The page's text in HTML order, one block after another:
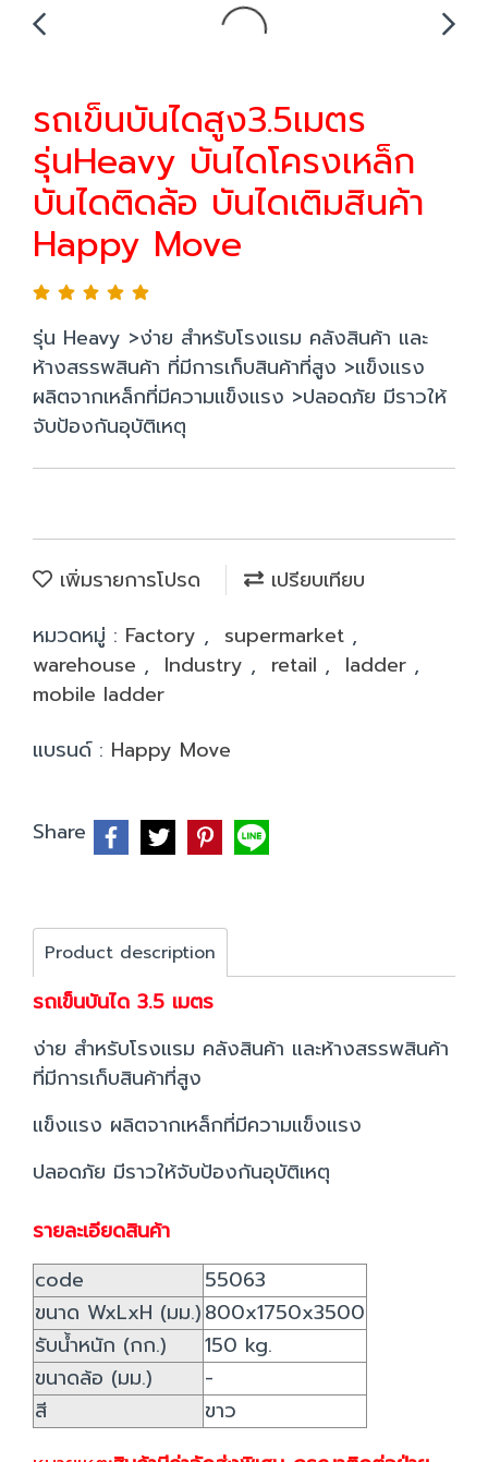
รถเข็นบันไดสูง3.5เมตร
รุ่นHeavy บันไดโครงเหล็ก
บันไดติดล้อ บันไดเติมสินค้า
Happy Move
รุ่น Heavy >ง่าย สำหรับโรงแรม คลังสินค้า และ
ห้างสรรพสินค้า ที่มีการเก็บสินค้าที่สูง >แข็งแรง
ผลิตจากเหล็กที่มีความแข็งแรง >ปลอดภัย มีราวให้
จับป้องกันอุบัติเหตุ
เพิ่มรายการโปรด
เปรียบเทียบ
หมวดหมู่ : Factory , supermarket ,
warehouse , Industry , retail , ladder ,
mobile ladder
แบรนด์ : Happy Move
Share
Product description
รถเข็นบันได 3.5 เมตร
ง่าย สำหรับโรงแรม คลังสินค้า และห้างสรรพสินค้า
ที่มีการเก็บสินค้าที่สูง
แข็งแรง ผลิตจากเหล็กที่มีความแข็งแรง
ปลอดภัย มีราวให้จับป้องกันอุบัติเหตุ
รายละเอียดสินค้า
code
55063
ขนาด WxLxH (มม.)800x1750x3500
รับน้ำหนัก (กก.)
150 kg.
ขนาดล้อ (มม.)
-
สี
ขาว